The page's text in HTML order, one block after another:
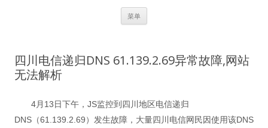
菜单
四川电信递归DNS 61.139.2.69异常故障,网站
无法解析
4月13日下午，JS监控到四川地区电信递归
DNS（61.139.2.69）发生故障，大量四川电信网民因使用该DNS